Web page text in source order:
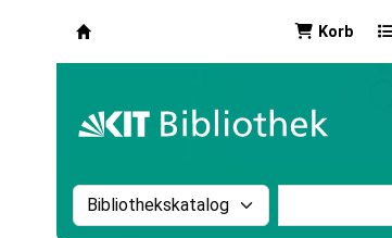
Korb
Suche im Katalog nach: